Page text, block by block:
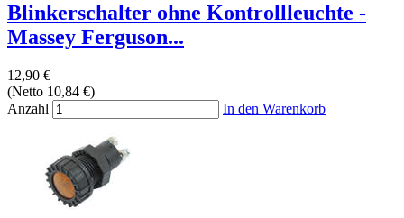
Blinkerschalter ohne Kontrollleuchte -
Massey Ferguson...
12,90 €
(Netto 10,84 €)
Anzahl
In den Warenkorb